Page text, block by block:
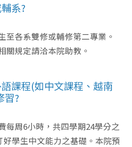
系?
至各系雙修或輔修第二專業。
關規定請洽本院助教。
課程(如中文課程、越南
習?
每周6小時，共四學期24學分之
好學生中文能力之基礎。本院預